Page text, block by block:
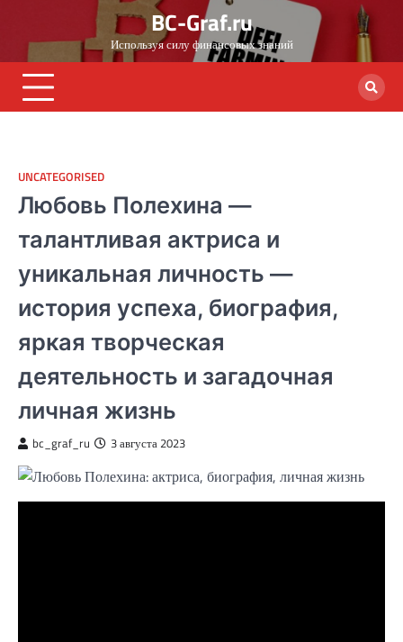
content
BC-Graf.ru
Используя силу финансовых знаний
UNCATEGORISED
Любовь Полехина —
талантливая актриса и
уникальная личность —
история успеха, биография,
яркая творческая
деятельность и загадочная
личная жизнь
bc_graf_ru 3 августа 2023